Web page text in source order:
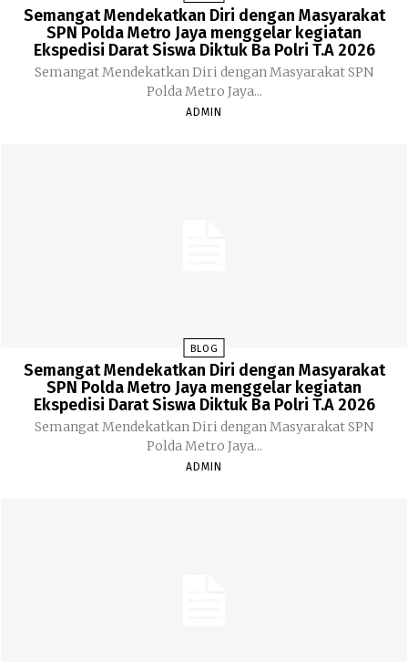
Semangat Mendekatkan Diri dengan Masyarakat
SPN Polda Metro Jaya menggelar kegiatan
Ekspedisi Darat Siswa Diktuk Ba Polri T.A 2026
Semangat Mendekatkan Diri dengan Masyarakat SPN
Polda Metro Jaya...
ADMIN
BLOG
Semangat Mendekatkan Diri dengan Masyarakat
SPN Polda Metro Jaya menggelar kegiatan
Ekspedisi Darat Siswa Diktuk Ba Polri T.A 2026
Semangat Mendekatkan Diri dengan Masyarakat SPN
Polda Metro Jaya...
ADMIN